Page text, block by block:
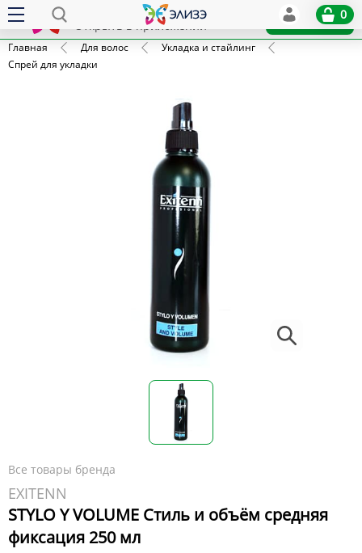
x
Открыть в приложении
Установить
0
Главная Для волос
Укладка и стайлинг
Спрей для укладки
Все товары бренда
EXITENN
STYLO Y VOLUME Стиль и объём средняя
фиксация 250 мл